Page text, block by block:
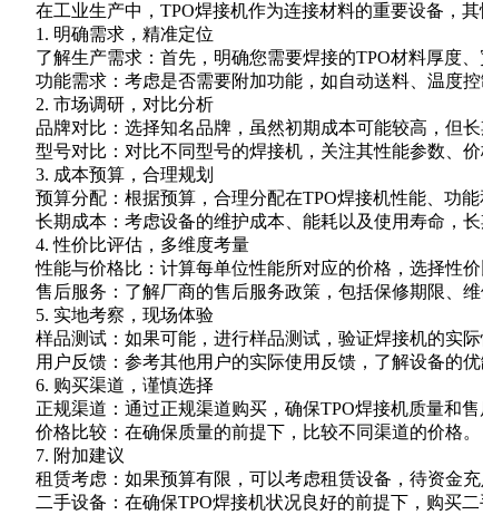
在工业生产中，TPO焊接机作为连接材料的重要设备，其
1. 明确需求，精准定位
了解生产需求：首先，明确您需要焊接的TPO材料厚度、
功能需求：考虑是否需要附加功能，如自动送料、温度控
2. 市场调研，对比分析
品牌对比：选择知名品牌，虽然初期成本可能较高，但长
型号对比：对比不同型号的焊接机，关注其性能参数、价
3. 成本预算，合理规划
预算分配：根据预算，合理分配在TPO焊接机性能、功能
长期成本：考虑设备的维护成本、能耗以及使用寿命，长
4. 性价比评估，多维度考量
性能与价格比：计算每单位性能所对应的价格，选择性价
售后服务：了解厂商的售后服务政策，包括保修期限、维
5. 实地考察，现场体验
样品测试：如果可能，进行样品测试，验证焊接机的实际
用户反馈：参考其他用户的实际使用反馈，了解设备的优
6. 购买渠道，谨慎选择
正规渠道：通过正规渠道购买，确保TPO焊接机质量和售
价格比较：在确保质量的前提下，比较不同渠道的价格。
7. 附加建议
租赁考虑：如果预算有限，可以考虑租赁设备，待资金充
二手设备：在确保TPO焊接机状况良好的前提下，购买二